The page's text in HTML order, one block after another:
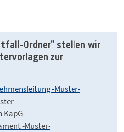
Ordner" stellen wir
zur
-Muster-
KapG
-Muster-